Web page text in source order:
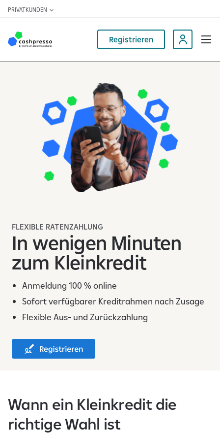
PRIVATKUNDEN
Registrieren
FLEXIBLE RATENZAHLUNG
In wenigen Minuten
zum Kleinkredit
Anmeldung 100 % online
Sofort verfügbarer Kreditrahmen nach Zusage
Flexible Aus- und Zurückzahlung
Wann ein Kleinkredit die
richtige Wahl ist